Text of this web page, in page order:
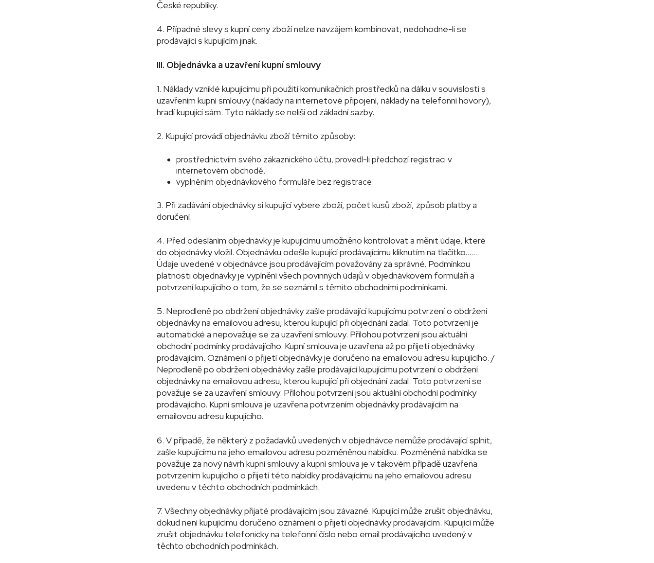
České republiky.
4. Případné slevy s kupní ceny zboží nelze navzájem kombinovat, nedohodne-li se
prodávající s kupujícím jinak.
III. Objednávka a uzavření kupní smlouvy
1. Náklady vzniklé kupujícímu při použití komunikačních prostředků na dálku v souvislosti s
uzavřením kupní smlouvy (náklady na internetové připojení, náklady na telefonní hovory),
hradí kupující sám. Tyto náklady se neliší od základní sazby.
2. Kupující provádí objednávku zboží těmito způsoby:
prostřednictvím svého zákaznického účtu, provedl-li předchozí registraci v
internetovém obchodě,
vyplněním objednávkového formuláře bez registrace.
3. Při zadávání objednávky si kupující vybere zboží, počet kusů zboží, způsob platby a
doručení.
4. Před odesláním objednávky je kupujícímu umožněno kontrolovat a měnit údaje, které
do objednávky vložil. Objednávku odešle kupující prodávajícímu kliknutím na tlačítko…….
Údaje uvedené v objednávce jsou prodávajícím považovány za správné. Podmínkou
platnosti objednávky je vyplnění všech povinných údajů v objednávkovém formuláři a
potvrzení kupujícího o tom, že se seznámil s těmito obchodními podmínkami.
5. Neprodleně po obdržení objednávky zašle prodávající kupujícímu potvrzení o obdržení
objednávky na emailovou adresu, kterou kupující při objednání zadal. Toto potvrzení je
automatické a nepovažuje se za uzavření smlouvy. Přílohou potvrzení jsou aktuální
obchodní podmínky prodávajícího. Kupní smlouva je uzavřena až po přijetí objednávky
prodávajícím. Oznámení o přijetí objednávky je doručeno na emailovou adresu kupujícího. /
Neprodleně po obdržení objednávky zašle prodávající kupujícímu potvrzení o obdržení
objednávky na emailovou adresu, kterou kupující při objednání zadal. Toto potvrzení se
považuje se za uzavření smlouvy. Přílohou potvrzení jsou aktuální obchodní podmínky
prodávajícího. Kupní smlouva je uzavřena potvrzením objednávky prodávajícím na
emailovou adresu kupujícího.
6. V případě, že některý z požadavků uvedených v objednávce nemůže prodávající splnit,
zašle kupujícímu na jeho emailovou adresu pozměněnou nabídku. Pozměněná nabídka se
považuje za nový návrh kupní smlouvy a kupní smlouva je v takovém případě uzavřena
potvrzením kupujícího o přijetí této nabídky prodávajícímu na jeho emailovou adresu
uvedenu v těchto obchodních podmínkách.
7. Všechny objednávky přijaté prodávajícím jsou závazné. Kupující může zrušit objednávku,
dokud není kupujícímu doručeno oznámení o přijetí objednávky prodávajícím. Kupující může
zrušit objednávku telefonicky na telefonní číslo nebo email prodávajícího uvedený v
těchto obchodních podmínkách.